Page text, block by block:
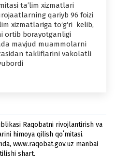
ta’lim xizmatlari
qariyb 96 foizi
xizmatlariga to‘g‘ri kelib,
ortib borayotganligi
mavjud muammolarni
takliflarini vakolatli
Raqobatni rivojlantirish va
himoya qilish qoʻmitasi.
www.raqobat.gov.uz manbai
shart.